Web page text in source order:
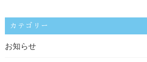
カテゴリー
お知らせ